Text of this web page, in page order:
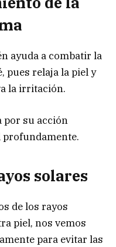
ayuda a combatir la
pues relaja la piel y
la irritación.
por su acción
profundamente.
solares
de los rayos
piel, nos vemos
para evitar las